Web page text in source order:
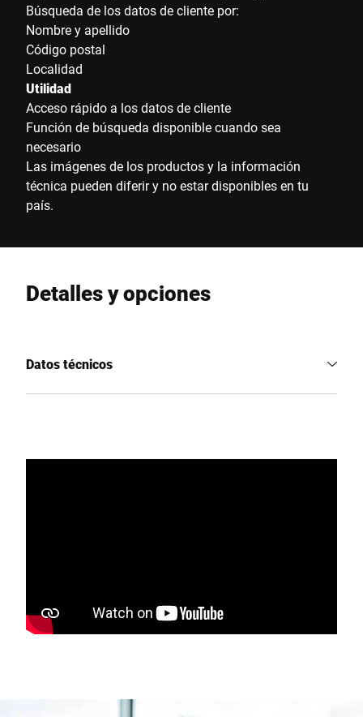
Búsqueda de los datos de cliente por:
Nombre y apellido
Código postal
Localidad
Utilidad
Acceso rápido a los datos de cliente
Función de búsqueda disponible cuando sea
necesario
Las imágenes de los productos y la información
técnica pueden diferir y no estar disponibles en tu
país.
Detalles y opciones
Datos técnicos